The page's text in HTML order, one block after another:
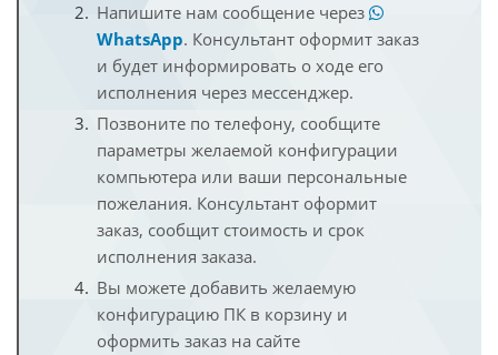
Напишите нам сообщение через
WhatsApp. Консультант оформит заказ
и будет информировать о ходе его
исполнения через мессенджер.
Позвоните по телефону, сообщите
параметры желаемой конфигурации
компьютера или ваши персональные
пожелания. Консультант оформит
заказ, сообщит стоимость и срок
исполнения заказа.
Вы можете добавить желаемую
конфигурацию ПК в корзину и
оформить заказ на сайте